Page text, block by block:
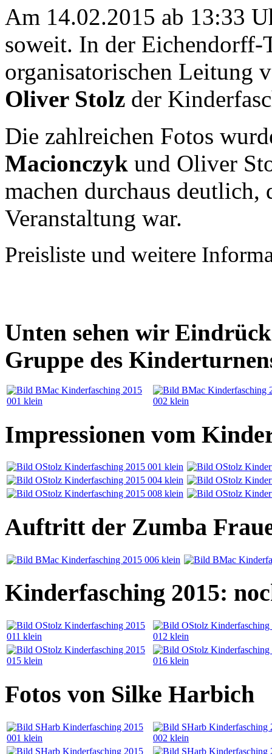
Am 14.02.2015 ab 13:33
soweit. In der Eichendorff-
organisatorischen Leitung
Oliver Stolz der
Die zahlreichen Fotos
Macionczyk und Oliver
machen durchaus deutlich,
Veranstaltung war.
Preisliste und weitere
Unten sehen wir
Gruppe des
Impressionen vom
Auftritt der Zumba
Kinderfasching 2015:
Fotos von Silke Harbich